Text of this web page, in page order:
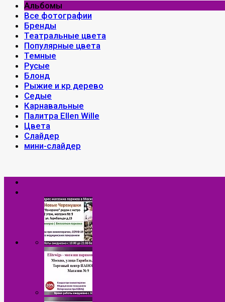
Альбомы
Все фотографии
Бренды
Театральные цвета
Популярные цвета
Темные
Русые
Блонд
Рыжие и кр дерево
Седые
Карнавальные
Палитра Ellen Wille
Цвета
Слайдер
мини-слайдер